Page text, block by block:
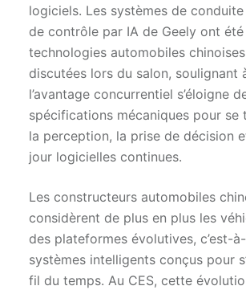
logiciels. Les systèmes de
de contrôle par IA de Geely ont
technologies automobiles
discutées lors du salon, soulignant
l’avantage concurrentiel s’éloigne
spécifications mécaniques pour se
la perception, la prise de décision
jour logicielles continues.
Les constructeurs automobiles
considèrent de plus en plus les
des plateformes évolutives, c’est-
systèmes intelligents conçus pour
fil du temps. Au CES, cette